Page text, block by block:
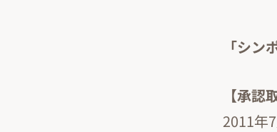
「シ
【承認
2011年